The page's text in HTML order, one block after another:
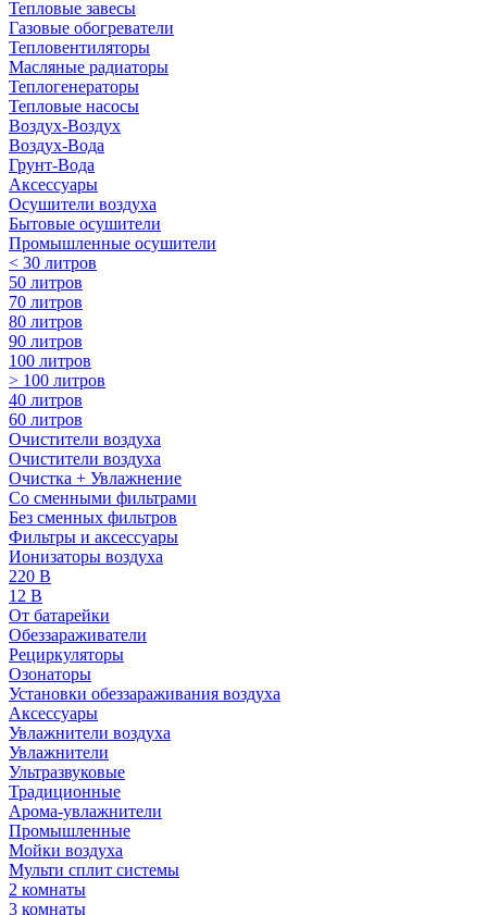
Тепловые завесы
Газовые обогреватели
Тепловентиляторы
Масляные радиаторы
Теплогенераторы
Тепловые насосы
Воздух-Воздух
Воздух-Вода
Грунт-Вода
Аксессуары
Осушители воздуха
Бытовые осушители
Промышленные осушители
< 30 литров
50 литров
70 литров
80 литров
90 литров
100 литров
> 100 литров
40 литров
60 литров
Очистители воздуха
Очистители воздуха
Очистка + Увлажнение
Cо сменными фильтрами
Без сменных фильтров
Фильтры и аксессуары
Ионизаторы воздуха
220 В
12 В
От батарейки
Обеззараживатели
Рециркуляторы
Озонаторы
Установки обеззараживания воздуха
Аксессуары
Увлажнители воздуха
Увлажнители
Ультразвуковые
Традиционные
Арома-увлажнители
Промышленные
Мойки воздуха
Мульти сплит системы
2 комнаты
3 комнаты